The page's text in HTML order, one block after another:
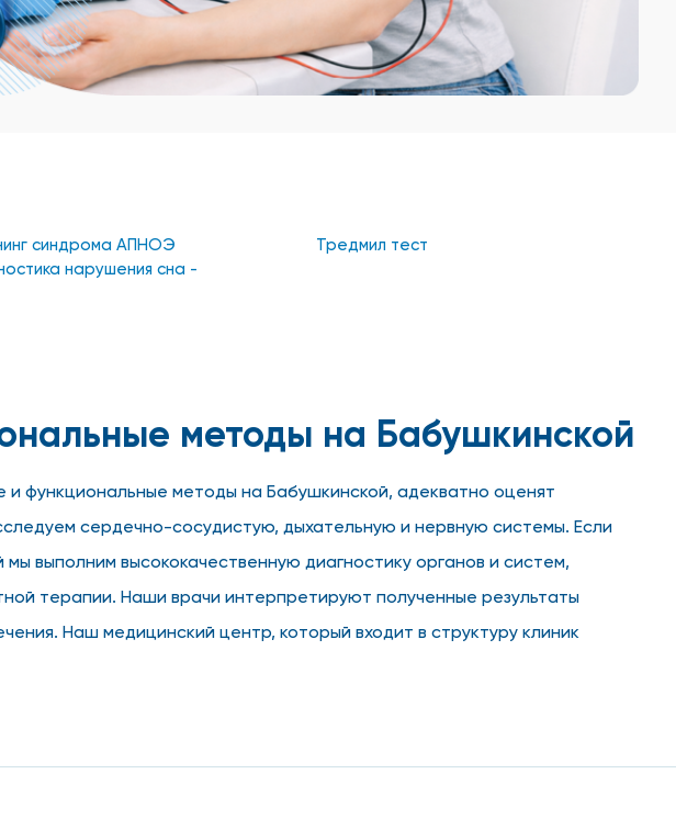
синдрома АПНОЭ
нарушения сна -
Тредмил тест
методы на Бабушкинской
функциональные методы на Бабушкинской, адекватно оценят
сердечно-сосудистую, дыхательную и нервную системы. Если
выполним высококачественную диагностику органов и систем,
терапии. Наши врачи интерпретируют полученные результаты
Наш медицинский центр, который входит в структуру клиник
на Бабушкинской недорого.